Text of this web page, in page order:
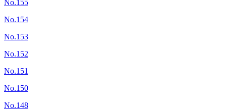
No.155
No.154
No.153
No.152
No.151
No.150
No.148